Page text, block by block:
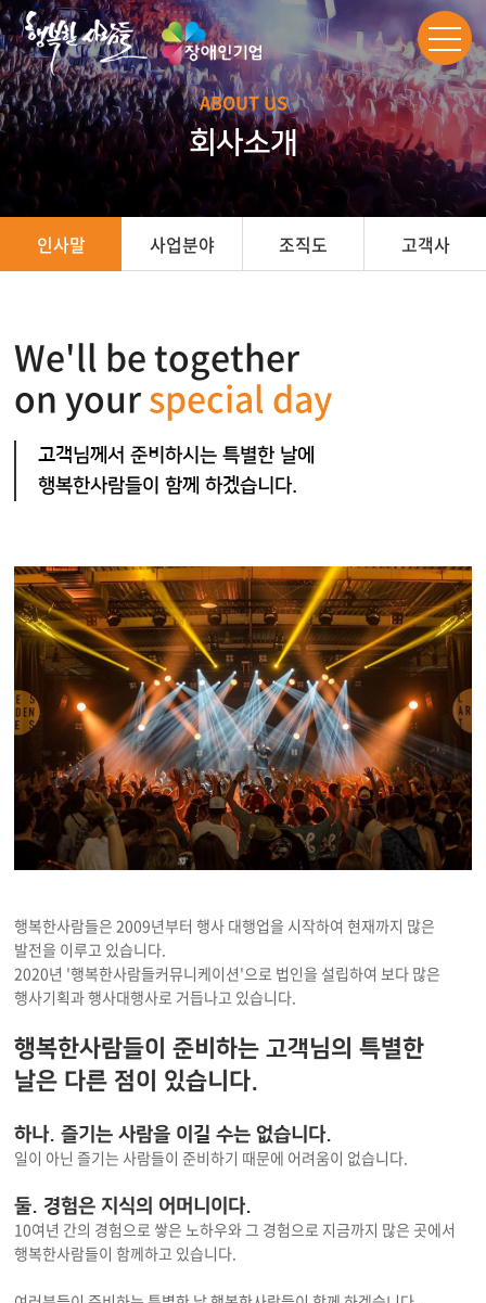
ABOUT US
회사소개
인사말 사업분야 조직도 고객사
We'll be together
on yourspecial day
고객님께서 준비하시는 특별한 날에
행복한사람들이 함께 하겠습니다.
행복한사람들은 2009년부터 행사 대행업을 시작하여 현재까지 많은
발전을 이루고 있습니다.
2020년 '행복한사람들커뮤니케이션'으로 법인을 설립하여 보다 많은
행사기획과 행사대행사로 거듭나고 있습니다.
행복한사람들이 준비하는고객님의 특별한
날은 다른 점이 있습니다.
하나. 즐기는 사람을 이길 수는 없습니다.
일이 아닌 즐기는 사람들이 준비하기 때문에 어려움이 없습니다.
둘. 경험은 지식의 어머니이다.
10여년 간의 경험으로 쌓은 노하우와 그 경험으로 지금까지 많은 곳에서
행복한사람들이 함께하고 있습니다.